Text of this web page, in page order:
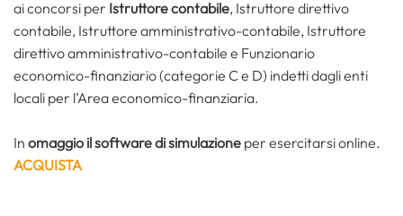
ai concorsi per Istruttore contabile, Istruttore direttivo
contabile, Istruttore amministrativo-contabile, Istruttore
direttivo amministrativo-contabile e Funzionario
economico-finanziario (categorie C e D) indetti dagli enti
locali per l’Area economico-finanziaria.
In omaggio il software di simulazione per esercitarsi online.
ACQUISTA